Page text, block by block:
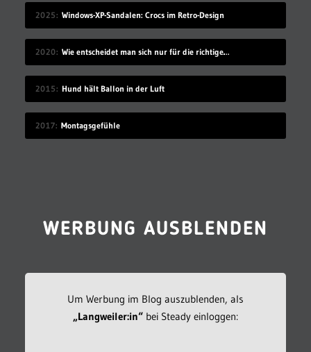
2025 Windows-XP-Sandalen: Crocs im Retro-Design
2020 Wie entscheidet man sich nur für die richtige Idee?
2015 Hund hält Ballon in der Luft
2017 Montagsgefühle
WERBUNG AUSBLENDEN
Um Werbung im Blog auszublenden, als
„Langweiler:in“bei Steady einloggen: